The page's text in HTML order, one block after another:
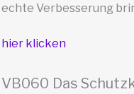
echte Verbesserung
hier klicken
VB060 Das